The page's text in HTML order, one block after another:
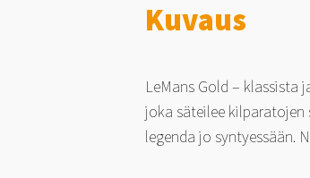
Kuvaus
LeMans Gold –
joka säteilee
legenda jo syntyessään.